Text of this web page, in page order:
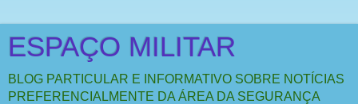
ESPAÇO MILITAR
BLOG PARTICULAR E INFORMATIVO SOBRE NOTÍCIAS
PREFERENCIALMENTE DA ÁREA DA SEGURANÇA